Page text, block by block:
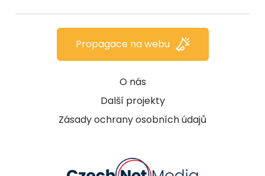
O nás
Další projekty
Zásady ochrany osobních údajů
Propagace na webu